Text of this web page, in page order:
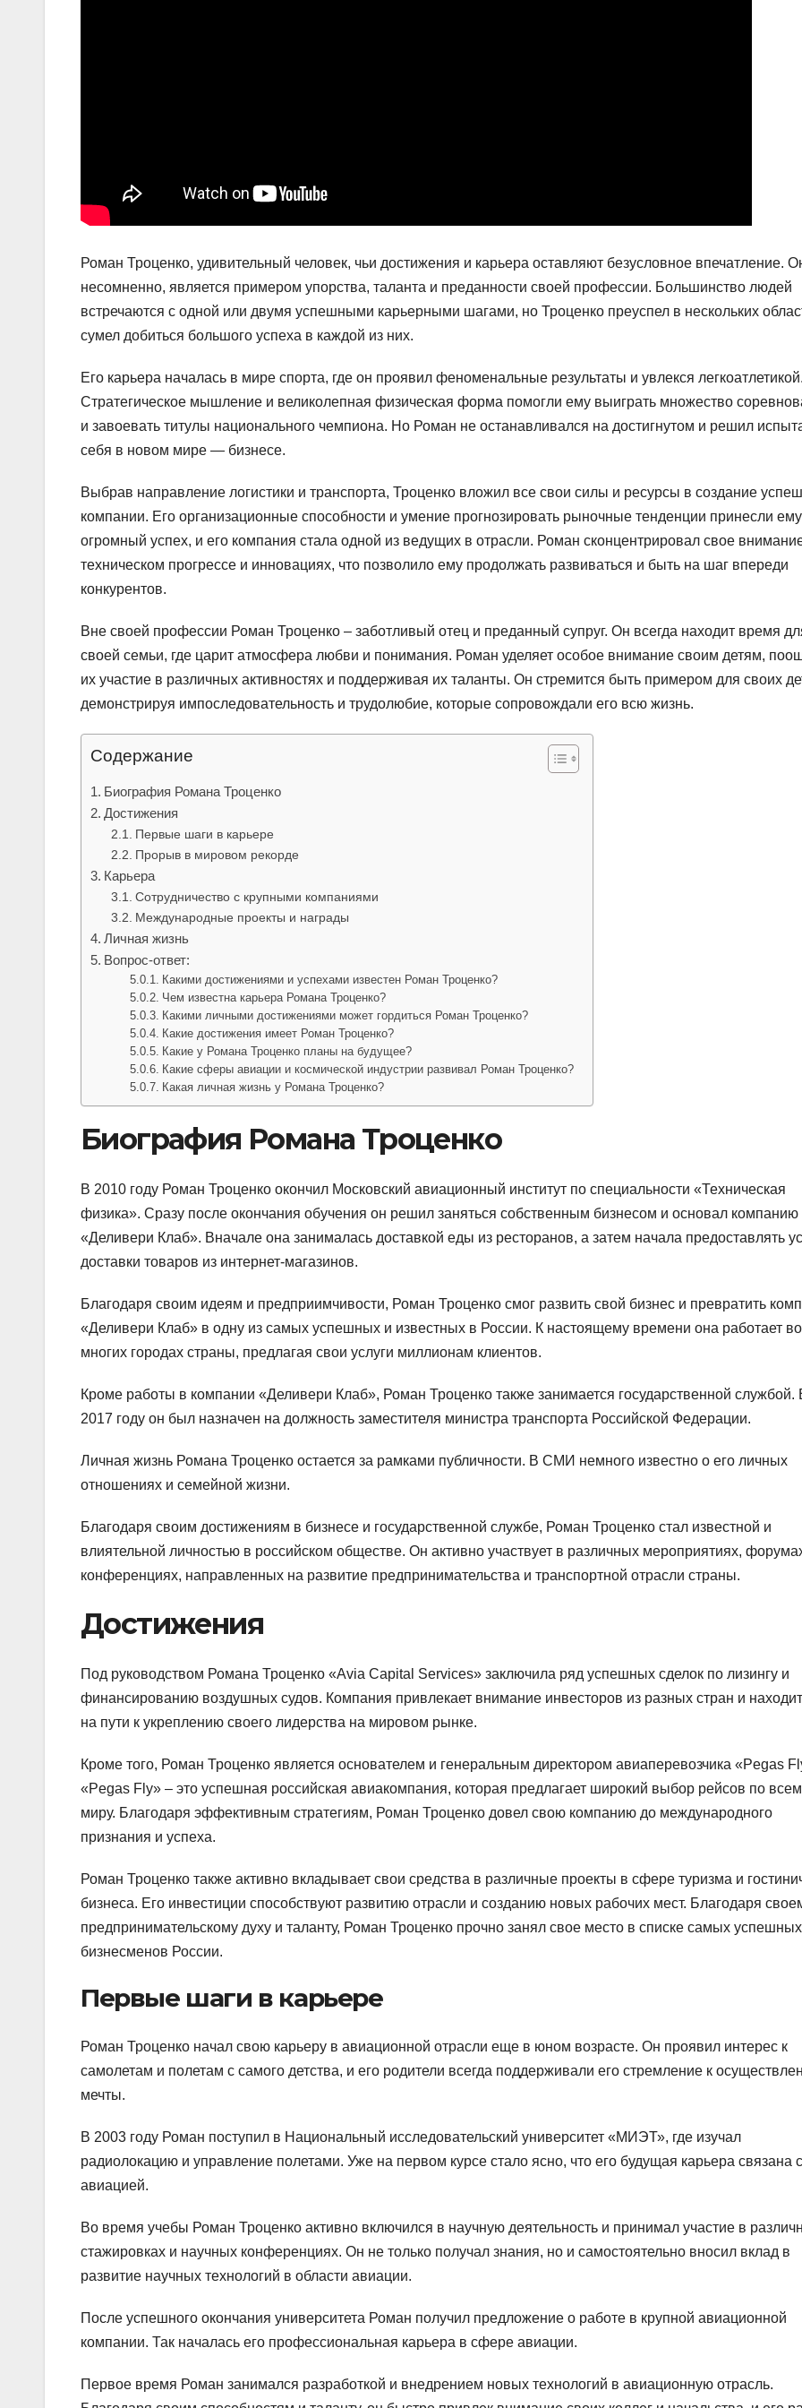
Роман Троценко, удивительный человек, чьи достижения и карьера оставляют безусловное впечатление.
несомненно, является примером упорства, таланта и преданности своей профессии. Большинство людей
встречаются с одной или двумя успешными карьерными шагами, но Троценко преуспел в нескольких
сумел добиться большого успеха в каждой из них.
Его карьера началась в мире спорта, где он проявил феноменальные результаты и увлекся легкоатлетикой.
Стратегическое мышление и великолепная физическая форма помогли ему выиграть множество
и завоевать титулы национального чемпиона. Но Роман не останавливался на достигнутом и решил
себя в новом мире — бизнесе.
Выбрав направление логистики и транспорта, Троценко вложил все свои силы и ресурсы в создание
компании. Его организационные способности и умение прогнозировать рыночные тенденции принесли ему
огромный успех, и его компания стала одной из ведущих в отрасли. Роман сконцентрировал свое
техническом прогрессе и инновациях, что позволило ему продолжать развиваться и быть на шаг впереди
конкурентов.
Вне своей профессии Роман Троценко – заботливый отец и преданный супруг. Он всегда находит время
своей семьи, где царит атмосфера любви и понимания. Роман уделяет особое внимание своим детям,
их участие в различных активностях и поддерживая их таланты. Он стремится быть примером для своих
демонстрируя импоследовательность и трудолюбие, которые сопровождали его всю жизнь.
Содержание
Биография Романа Троценко
Достижения
Первые шаги в карьере
Прорыв в мировом рекорде
Карьера
Сотрудничество с крупными компаниями
Международные проекты и награды
Личная жизнь
Вопрос-ответ:
Какими достижениями и успехами известен Роман Троценко?
Чем известна карьера Романа Троценко?
Какими личными достижениями может гордиться Роман Троценко?
Какие достижения имеет Роман Троценко?
Какие у Романа Троценко планы на будущее?
Какие сферы авиации и космической индустрии развивал Роман Троценко?
Какая личная жизнь у Романа Троценко?
Биография Романа Троценко
В 2010 году Роман Троценко окончил Московский авиационный институт по специальности «Техническая
физика». Сразу после окончания обучения он решил заняться собственным бизнесом и основал компанию
«Деливери Клаб». Вначале она занималась доставкой еды из ресторанов, а затем начала предоставлять
доставки товаров из интернет-магазинов.
Благодаря своим идеям и предприимчивости, Роман Троценко смог развить свой бизнес и превратить
«Деливери Клаб» в одну из самых успешных и известных в России. К настоящему времени она работает во
многих городах страны, предлагая свои услуги миллионам клиентов.
Кроме работы в компании «Деливери Клаб», Роман Троценко также занимается государственной службой.
2017 году он был назначен на должность заместителя министра транспорта Российской Федерации.
Личная жизнь Романа Троценко остается за рамками публичности. В СМИ немного известно о его личных
отношениях и семейной жизни.
Благодаря своим достижениям в бизнесе и государственной службе, Роман Троценко стал известной и
влиятельной личностью в российском обществе. Он активно участвует в различных мероприятиях,
конференциях, направленных на развитие предпринимательства и транспортной отрасли страны.
Достижения
Под руководством Романа Троценко «Avia Capital Services» заключила ряд успешных сделок по лизингу и
финансированию воздушных судов. Компания привлекает внимание инвесторов из разных стран и
на пути к укреплению своего лидерства на мировом рынке.
Кроме того, Роман Троценко является основателем и генеральным директором авиаперевозчика «Pegas
«Pegas Fly» – это успешная российская авиакомпания, которая предлагает широкий выбор рейсов по
миру. Благодаря эффективным стратегиям, Роман Троценко довел свою компанию до международного
признания и успеха.
Роман Троценко также активно вкладывает свои средства в различные проекты в сфере туризма и
бизнеса. Его инвестиции способствуют развитию отрасли и созданию новых рабочих мест. Благодаря
предпринимательскому духу и таланту, Роман Троценко прочно занял свое место в списке самых успешных
бизнесменов России.
Первые шаги в карьере
Роман Троценко начал свою карьеру в авиационной отрасли еще в юном возрасте. Он проявил интерес к
самолетам и полетам с самого детства, и его родители всегда поддерживали его стремление к
мечты.
В 2003 году Роман поступил в Национальный исследовательский университет «МИЭТ», где изучал
радиолокацию и управление полетами. Уже на первом курсе стало ясно, что его будущая карьера связана с
авиацией.
Во время учебы Роман Троценко активно включился в научную деятельность и принимал участие в
стажировках и научных конференциях. Он не только получал знания, но и самостоятельно вносил вклад в
развитие научных технологий в области авиации.
После успешного окончания университета Роман получил предложение о работе в крупной авиационной
компании. Так началась его профессиональная карьера в сфере авиации.
Первое время Роман занимался разработкой и внедрением новых технологий в авиационную отрасль.